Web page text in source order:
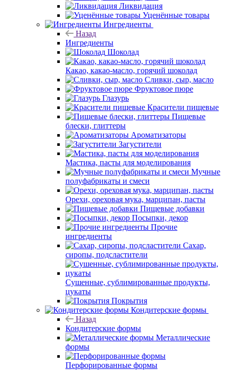
Ликвидация
Уценённые товары
Ингредиенты
Назад
Ингредиенты
Шоколад
Какао, какао-масло, горячий шоколад
Сливки, сыр, масло
Фруктовое пюре
Глазурь
Красители пищевые
Пищевые
блески, глиттеры
Ароматизаторы
Загустители
Мастика, пасты для моделирования
Мучные
полуфабрикаты и смеси
Орехи, ореховая мука, марципан, пасты
Пищевые добавки
Посыпки, декор
Прочие
ингредиенты
Сахар,
сиропы, подсластители
Сушенные, сублимированные продукты,
цукаты
Покрытия
Кондитерские формы
Назад
Кондитерские формы
Металлические
формы
Перфорированные формы